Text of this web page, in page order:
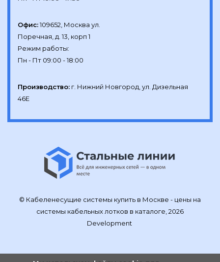
Офис:109652, Москва ул.
Поречная, д. 13, корп 1
Режим работы:
Производство: г. Нижний Новгород, ул. Дизельная
46Е
© Кабеленесущие системы купить в Москве - цены на
системы кабельных лотков в каталоге, 2026
Development